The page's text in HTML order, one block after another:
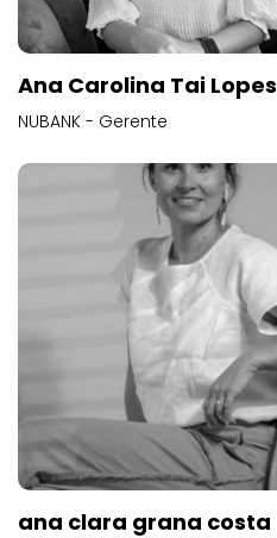
Ana Carolina Tai Lopes
NUBANK - Gerente
ana clara grana costa